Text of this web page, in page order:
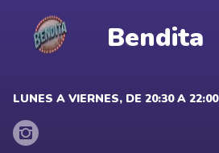
Bendita
LUNES A VIERNES, DE 20:30 A 22:00